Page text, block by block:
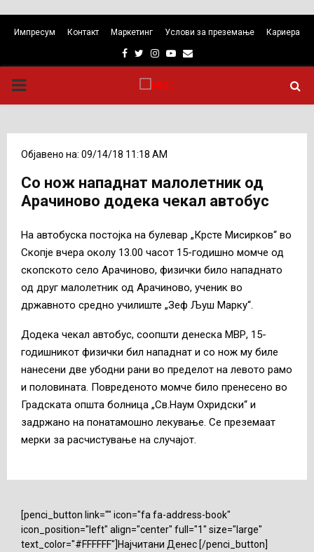
Импресум Контакт Маркетинг Услови за преземање Кариера
Facebook
TwitterInstagram
Youtube
Email
PRIMARY
Објавено на: 09/14/18 11:18 AM
Со нож нападнат малолетник од
Арачиново додека чекал автобус
На автобуска постојка на булевар „Крсте Мисирков“ во
Скопје вчера околу 13.00 часот 15-годишно момче од
скопското село Арачиново, физички било нападнато
од друг малолетник од Арачиново, ученик во
државното средно училиште „Зеф Љуш Марку“.
Додека чекал автобус, соопшти денеска МВР, 15-
годишникот физички бил нападнат и со нож му биле
нанесени две убодни рани во пределот на левото рамо
и половината. Повреденото момче било пренесено во
Градската општа болница „Св.Наум Охридски“ и
задржано на понатамошно лекување. Се преземаат
мерки за расчистување на случајот.
[penci_button link="" icon="fa fa-address-book"
icon_position="left" align="center" full="1" size="large"
text_color="#FFFFFF"]Најчитани Денес [/penci_button]